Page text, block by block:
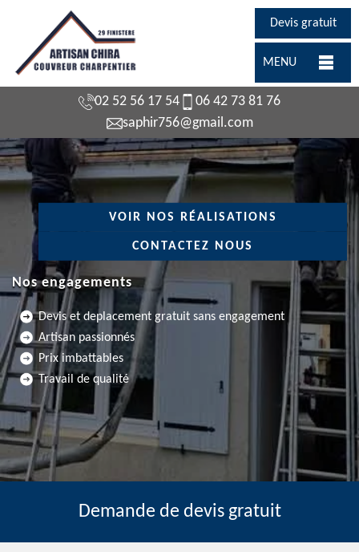
Devis gratuit
MENU
02 52 56 17 54
06 42 73 81 76
saphir756@gmail.com
VOIR NOS RÉALISATIONS
CONTACTEZ NOUS
Nos engagements
Devis et deplacement gratuit sans engagement
Artisan passionnés
Prix imbattables
Travail de qualité
Demande de devis gratuit